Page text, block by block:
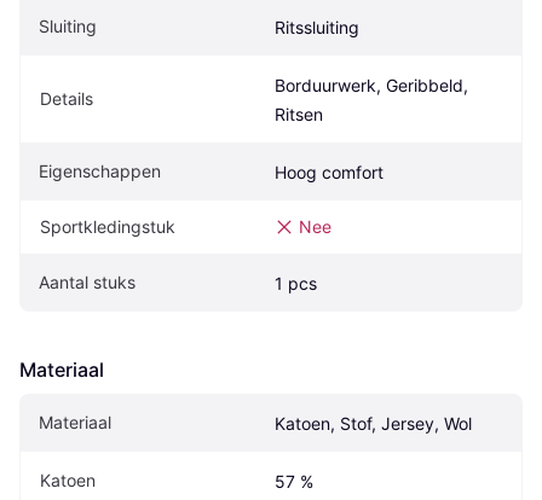
Sluiting Ritssluiting
Details
Borduurwerk, Geribbeld,
Ritsen
Eigenschappen Hoog comfort
Sportkledingstuk Nee
Aantal stuks 1 pcs
Materiaal
Materiaal Katoen, Stof, Jersey, Wol
Katoen 57 %